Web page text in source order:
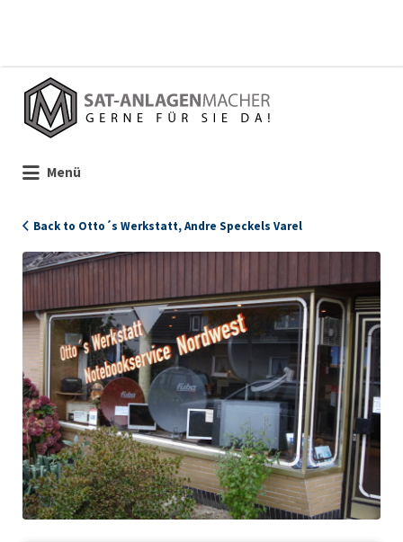
Suchen
nach:
Menü
100041_Ottos_Werkstatt_Ladenansicht
Back to Otto´s Werkstatt, Andre Speckels Varel